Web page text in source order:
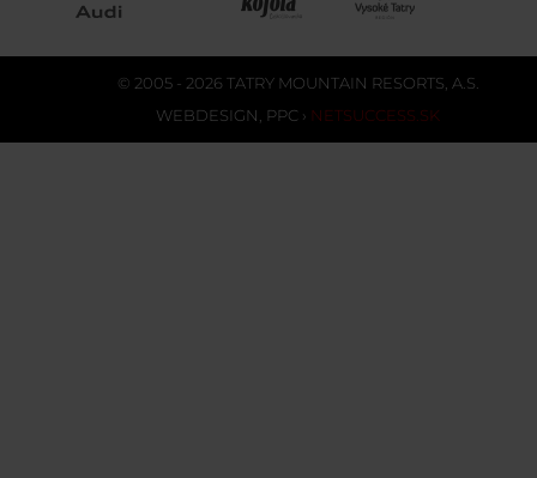
© 2005 - 2026 TATRY MOUNTAIN RESORTS, A.S.
WEBDESIGN PPC › NETSUCCESS.SK